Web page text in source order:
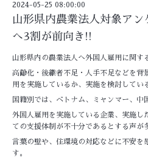
2024-05-25 08:00:00
山形県内農業法人対象ア
へ3割が前向き!!
山形県内の農業法人へ外国人雇用に関す
高齢化・後継者不足・人手不足などを背
用を実施しているか、実施を検討してい
国籍別では、ベトナム、ミャンマー、中
外国人雇用を実施している企業、実施し
ての支援体制が不十分であるとする声が
言葉の壁や、住環境の対応などに不安を
す。